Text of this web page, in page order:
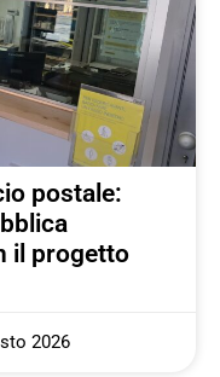
postale:
il progetto
2026